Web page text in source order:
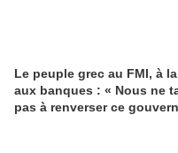
Le peuple grec au FMI, à
aux banques : « Nous ne
pas à renverser ce